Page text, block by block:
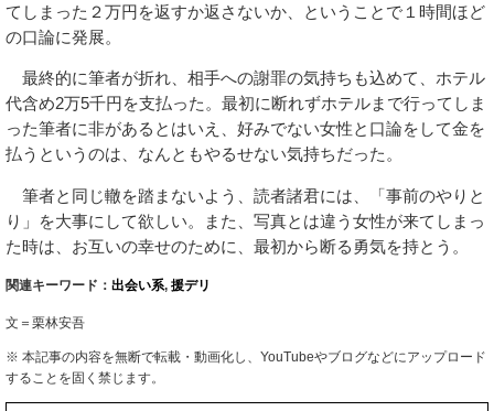
てしまった２万円を返すか返さないか、ということで１時間ほど
の口論に発展。
最終的に筆者が折れ、相手への謝罪の気持ちも込めて、ホテル
代含め2万5千円を支払った。最初に断れずホテルまで行ってしま
った筆者に非があるとはいえ、好みでない女性と口論をして金を
払うというのは、なんともやるせない気持ちだった。
筆者と同じ轍を踏まないよう、読者諸君には、「事前のやりと
り」を大事にして欲しい。また、写真とは違う女性が来てしまっ
た時は、お互いの幸せのために、最初から断る勇気を持とう。
関連キーワード： 出会い系, 援デリ
文＝栗林安吾
※ 本記事の内容を無断で転載・動画化し、YouTubeやブログなどにアップロード
することを固く禁じます。